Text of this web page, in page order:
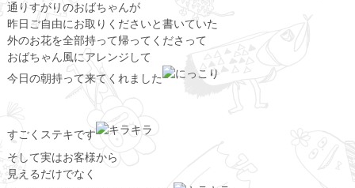
通りすがりのおばちゃんが
昨日ご自由にお取りくださいと書いていた
外のお花を全部持って帰ってくださって
おばちゃん風にアレンジして
今日の朝持って来てくれました
すごくステキです
そして実はお客様から
見えるだけでなく